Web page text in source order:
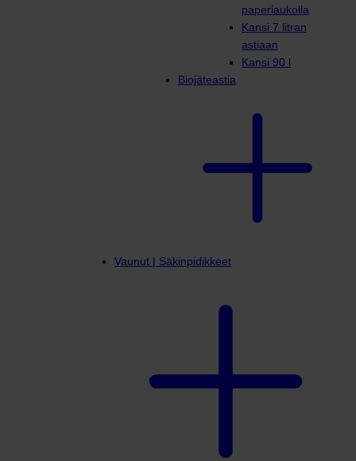
paperiaukolla
Kansi 7 litran
astiaan
Kansi 90 l
Biojäteastia
Vaunut | Säkinpidikkeet